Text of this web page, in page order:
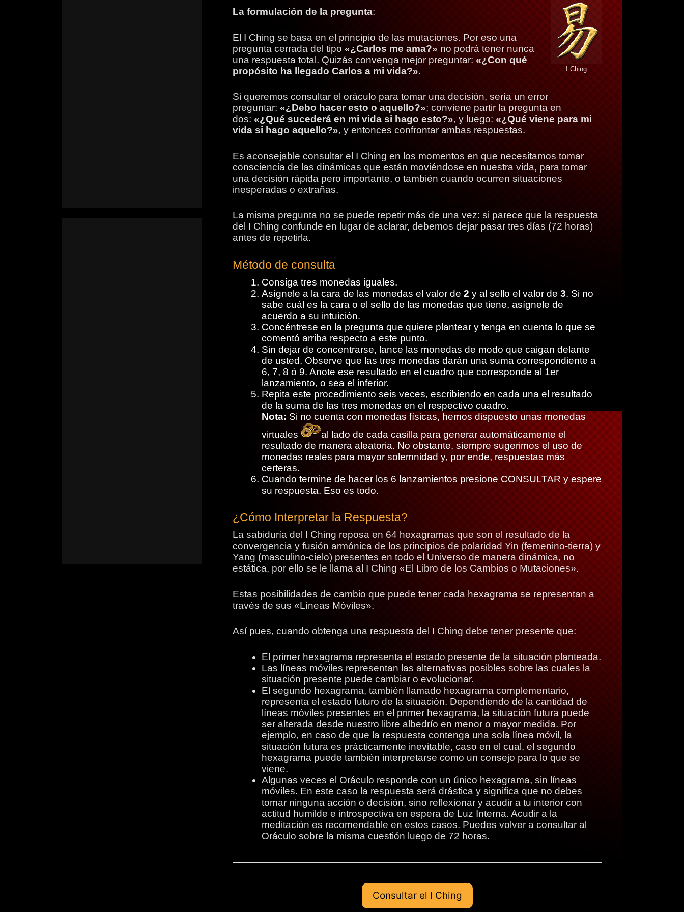
I Ching
La formulación de la pregunta:
El I Ching se basa en el principio de las mutaciones. Por eso una
pregunta cerrada del tipo «¿Carlos me ama?» no podrá tener nunca
una respuesta total. Quizás convenga mejor preguntar: «¿Con qué
propósito ha llegado Carlos a mi vida?».
Si queremos consultar el oráculo para tomar una decisión, sería un error
preguntar: «¿Debo hacer esto o aquello?»; conviene partir la pregunta en
dos: «¿Qué sucederá en mi vida si hago esto?», y luego: «¿Qué viene para mi
vida si hago aquello?», y entonces confrontar ambas respuestas.
Es aconsejable consultar el I Ching en los momentos en que necesitamos tomar
consciencia de las dinámicas que están moviéndose en nuestra vida, para tomar
una decisión rápida pero importante, o también cuando ocurren situaciones
inesperadas o extrañas.
La misma pregunta no se puede repetir más de una vez: si parece que la respuesta
del I Ching confunde en lugar de aclarar, debemos dejar pasar tres días (72 horas)
antes de repetirla.
Método de consulta
Consiga tres monedas iguales.
Asígnele a la cara de las monedas el valor de 2 y al sello el valor de 3. Si no
sabe cuál es la cara o el sello de las monedas que tiene, asígnele de
acuerdo a su intuición.
Concéntrese en la pregunta que quiere plantear y tenga en cuenta lo que se
comentó arriba respecto a este punto.
Sin dejar de concentrarse, lance las monedas de modo que caigan delante
de usted. Observe que las tres monedas darán una suma correspondiente a
6, 7, 8 ó 9. Anote ese resultado en el cuadro que corresponde al 1er
lanzamiento, o sea el inferior.
Repita este procedimiento seis veces, escribiendo en cada una el resultado
de la suma de las tres monedas en el respectivo cuadro.
Nota: Si no cuenta con monedas físicas, hemos dispuesto unas monedas
virtuales
al lado de cada casilla para generar automáticamente el
resultado de manera aleatoria. No obstante, siempre sugerimos el uso de
monedas reales para mayor solemnidad y, por ende, respuestas más
certeras.
Cuando termine de hacer los 6 lanzamientos presione CONSULTAR y espere
su respuesta. Eso es todo.
¿Cómo Interpretar la Respuesta?
La sabiduría del I Ching reposa en 64 hexagramas que son el resultado de la
convergencia y fusión armónica de los principios de polaridad Yin (femenino-tierra) y
Yang (masculino-cielo) presentes en todo el Universo de manera dinámica, no
estática, por ello se le llama al I Ching «El Libro de los Cambios o Mutaciones».
Estas posibilidades de cambio que puede tener cada hexagrama se representan a
través de sus «Líneas Móviles».
Así pues, cuando obtenga una respuesta del I Ching debe tener presente que:
El primer hexagrama representa el estado presente de la situación planteada.
Las líneas móviles representan las alternativas posibles sobre las cuales la
situación presente puede cambiar o evolucionar.
El segundo hexagrama, también llamado hexagrama complementario,
representa el estado futuro de la situación. Dependiendo de la cantidad de
líneas móviles presentes en el primer hexagrama, la situación futura puede
ser alterada desde nuestro libre albedrío en menor o mayor medida. Por
ejemplo, en caso de que la respuesta contenga una sola línea móvil, la
situación futura es prácticamente inevitable, caso en el cual, el segundo
hexagrama puede también interpretarse como un consejo para lo que se
viene.
Algunas veces el Oráculo responde con un único hexagrama, sin líneas
móviles. En este caso la respuesta será drástica y significa que no debes
tomar ninguna acción o decisión, sino reflexionar y acudir a tu interior con
actitud humilde e introspectiva en espera de Luz Interna. Acudir a la
meditación es recomendable en estos casos. Puedes volver a consultar al
Oráculo sobre la misma cuestión luego de 72 horas.
Consultar el I Ching